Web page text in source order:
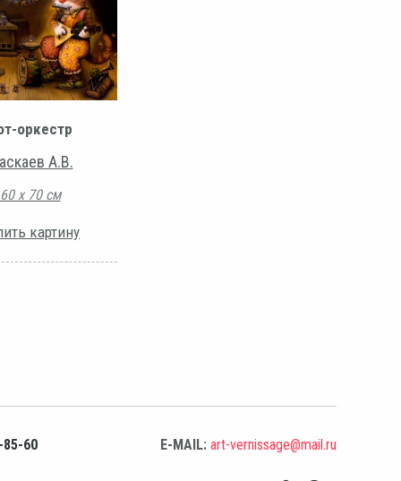
оркестр
А.В.
60 х 70 см
картину
85-60 E-MAIL: art-vernissage@mail.ru